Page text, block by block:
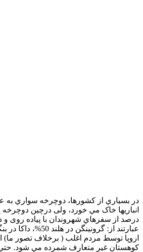
در بسياري از کشورها، دوچرخه سواري به
درصد از سفرهاي شهروندان با پیاده روی
اروپا توسط مردم اغلب ( برخلاف تصور
كوهستان غير متعارف شمرده مي شود. حتي